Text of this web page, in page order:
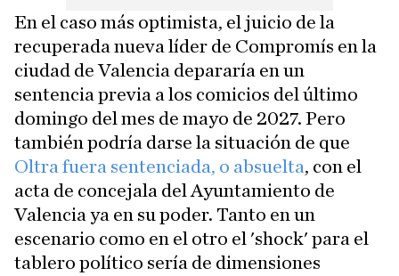
En el caso más optimista, el juicio de la
recuperada nueva líder de Compromís en la
ciudad de Valencia depararía en un
sentencia previa a los comicios del último
domingo del mes de mayo de 2027. Pero
también podría darse la situación de que
Oltra fuera sentenciada, o absuelta, con el
acta de concejala del Ayuntamiento de
Valencia ya en su poder. Tanto en un
escenario como en el otro el 'shock' para el
tablero político sería de dimensiones